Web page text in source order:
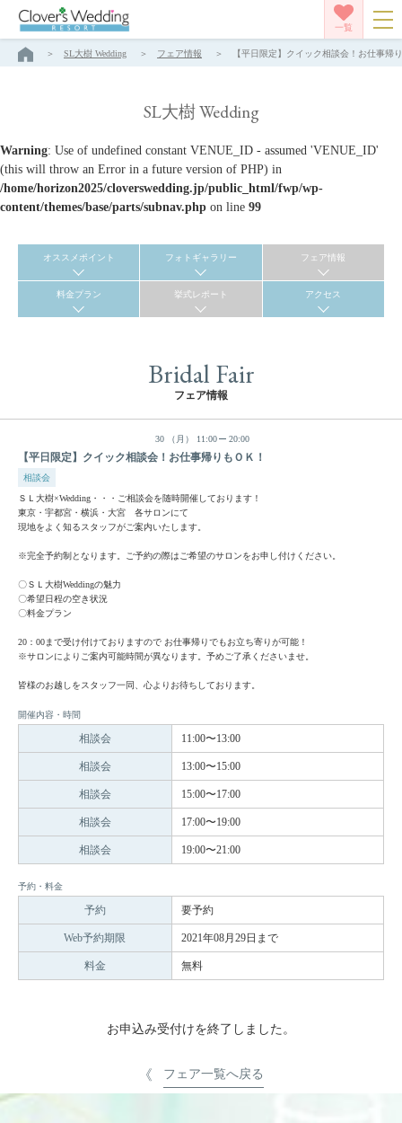
一覧
SL大樹 Wedding フェア情報 【平日限定】クイック相談会！お仕事帰
SL大樹 Wedding
Warning: Use of undefined constant VENUE_ID - assumed 'VENUE_ID'
(this will throw an Error in a future version of PHP) in
/home/horizon2025/cloverswedding.jp/public_html/fwp/wp-
content/themes/base/parts/subnav.php on line 99
オススメポイント フォトギャラリー フェア情報
料金プラン 挙式レポート アクセス
Bridal Fair
フェア情報
30 （月） 11:00 20:00
【平日限定】クイック相談会！お仕事帰りもＯＫ！
相談会
ＳＬ大樹×Wedding・・・ご相談会を随時開催しております！
東京・宇都宮・横浜・大宮 各サロンにて
現地をよく知るスタッフがご案内いたします。
※完全予約制となります。ご予約の際はご希望のサロンをお申し付けください。
〇ＳＬ大樹Weddingの魅力
〇希望日程の空き状況
〇料金プラン
20：00まで受け付けておりますので お仕事帰りでもお立ち寄りが可能！
※サロンによりご案内可能時間が異なります。予めご了承くださいませ。
皆様のお越しをスタッフ一同、心よりお待ちしております。
開催内容・時間
相談会 11:00〜13:00
相談会 13:00〜15:00
相談会 15:00〜17:00
相談会 17:00〜19:00
相談会 19:00〜21:00
予約・料金
予約 要予約
Web予約期限 2021年08月29日まで
料金 無料
お申込み受付けを終了しました。
フェア一覧へ戻る